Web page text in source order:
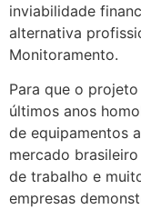
inviabilidade
alternativa
Monitoramento.
Para que o
últimos anos
de equipamentos
mercado
de trabalho e
empresas